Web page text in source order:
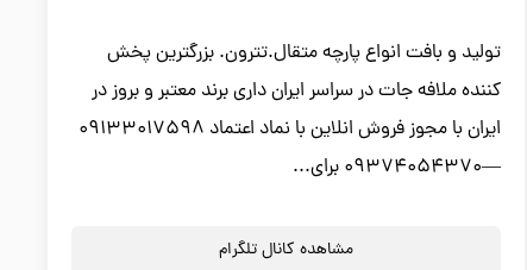
تولید و بافت انواع پارچه متقال.تترون. بزرگترین پخش
کننده ملافه جات در سراسر ایران داری برند معتبر و بروز در
ایران با مجوز فروش انلاین با نماد اعتماد 09133017598
—09374054370 برای...
مشاهده کانال تلگرام